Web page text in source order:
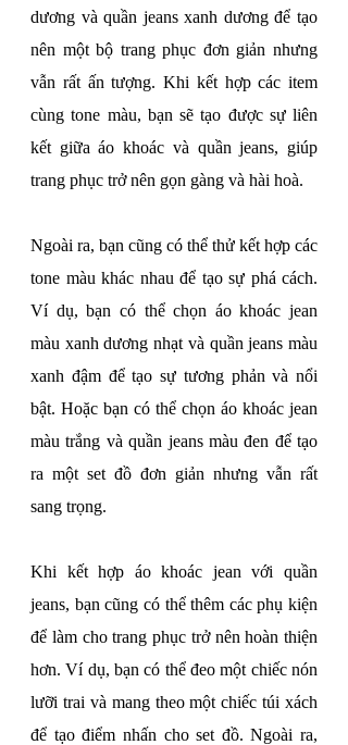
dương và quần jeans xanh dương để tạo
nên một bộ trang phục đơn giản nhưng
vẫn rất ấn tượng. Khi kết hợp các item
cùng tone màu, bạn sẽ tạo được sự liên
kết giữa áo khoác và quần jeans, giúp
trang phục trở nên gọn gàng và hài hoà.
Ngoài ra, bạn cũng có thể thử kết hợp các
tone màu khác nhau để tạo sự phá cách.
Ví dụ, bạn có thể chọn áo khoác jean
màu xanh dương nhạt và quần jeans màu
xanh đậm để tạo sự tương phản và nổi
bật. Hoặc bạn có thể chọn áo khoác jean
màu trắng và quần jeans màu đen để tạo
ra một set đồ đơn giản nhưng vẫn rất
sang trọng.
Khi kết hợp áo khoác jean với quần
jeans, bạn cũng có thể thêm các phụ kiện
để làm cho trang phục trở nên hoàn thiện
hơn. Ví dụ, bạn có thể đeo một chiếc nón
lưỡi trai và mang theo một chiếc túi xách
để tạo điểm nhấn cho set đồ. Ngoài ra,